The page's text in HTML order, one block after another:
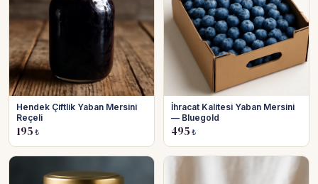
Hendek Çiftlik Yaban Mersini
Reçeli
195 ₺
İhracat Kalitesi Yaban Mersini
— Bluegold
495 ₺